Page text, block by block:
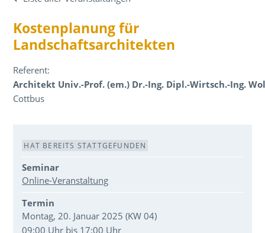
Kostenplanung für
Landschaftsarchitekten
Referent:
Architekt Univ.-Prof. (em.) Dr.-Ing. Dipl.-Wirtsch.-Ing.
Cottbus
Veranstaltungsdaten
HAT BEREITS STATTGEFUNDEN
Seminar
Online-Veranstaltung
Termin
Montag, 20. Januar 2025 (KW 04)
09:00 Uhr bis 17:00 Uhr